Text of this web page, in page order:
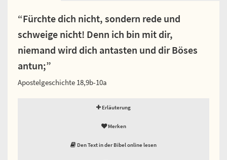
“Fürchte dich nicht, sondern rede und
schweige nicht! Denn ich bin mit dir,
niemand wird dich antasten und dir Böses
antun;”
Apostelgeschichte 18,9b-10a
Erläuterung
Merken
Den Text in der Bibel online lesen